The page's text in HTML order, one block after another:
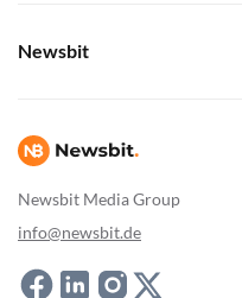
Newsbit Media Group
info@newsbit.de
Newsbit